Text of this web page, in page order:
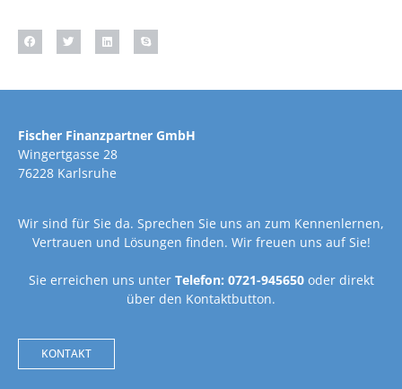
Fischer Finanzpartner GmbH
Wingertgasse 28
76228 Karlsruhe
Wir sind für Sie da. Sprechen Sie uns an zum Kennenlernen,
Vertrauen und Lösungen finden. Wir freuen uns auf Sie!
Sie erreichen uns unter Telefon: 0721-945650oder direkt
über den Kontaktbutton.
KONTAKT